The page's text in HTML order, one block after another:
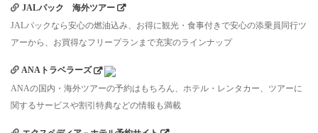
JALパック 海外ツアー
JALパックなら安心の燃油込み、お得に観光・食事付きで安心の添乗員同行ツ
アーから、お買得なフリープランまで充実のラインナップ
ANAトラベラーズ
ANAの国内・海外ツアーの予約はもちろん、ホテル・レンタカー、ツアーに
関するサービスや割引特典などの情報も満載